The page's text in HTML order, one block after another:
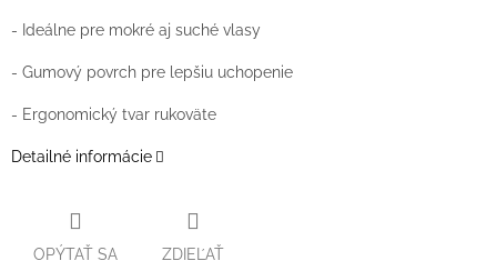
- Ideálne pre mokré aj suché vlasy
- Gumový povrch pre lepšiu uchopenie
- Ergonomický tvar rukoväte
Detailné informácie
OPÝTAŤ SA ZDIEĽAŤ